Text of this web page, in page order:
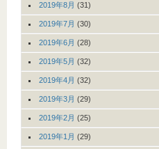
2019年8月 (31)
2019年7月 (30)
2019年6月 (28)
2019年5月 (32)
2019年4月 (32)
2019年3月 (29)
2019年2月 (25)
2019年1月 (29)